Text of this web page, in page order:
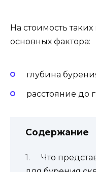
На стоимость
основных фактора:
глубина
расстояние до
Содержание
Что